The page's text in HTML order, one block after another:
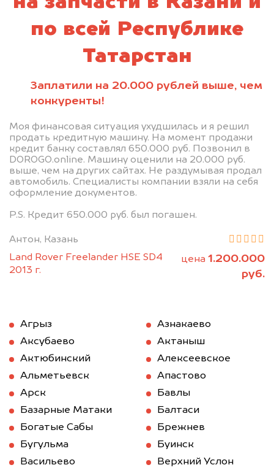
Заплатили на 20.000 рублей выше, чем
конкуренты!
Моя финансовая ситуация ухудшилась и я решил
продать кредитную машину. На момент продажи
кредит банку составлял 650.000 руб. Позвонил в
DOROGO.online. Машину оценили на 20.000 руб.
выше, чем на других сайтах. Не раздумывая продал
автомобиль. Специалисты компании взяли на себя
оформление документов.
P.S. Кредит 650.000 руб. был погашен.
Антон, Казань
Land Rover Freelander HSE SD4
2013 г.
цена 1.200.000
руб.
по всей Республике
Татарстан
Агрыз
Азнакаево
Аксубаево
Актаныш
Актюбинский
Алексеевское
Альметьевск
Апастово
Арск
Бавлы
Базарные Матаки
Балтаси
Богатые Сабы
Брежнев
Бугульма
Буинск
Васильево
Верхний Услон